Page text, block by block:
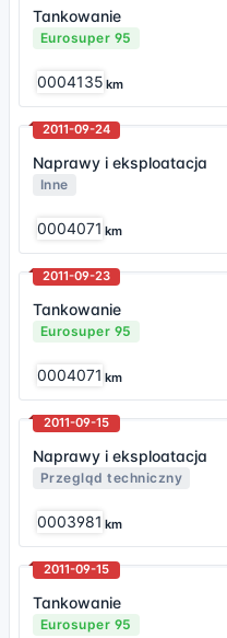
Tankowanie
Eurosuper 95
0004135 km
2011-09-24
Naprawy i eksploatacja
Inne
0004071 km
2011-09-23
Tankowanie
Eurosuper 95
0004071 km
2011-09-15
Naprawy i eksploatacja
Przegląd techniczny
0003981 km
2011-09-15
Tankowanie
Eurosuper 95